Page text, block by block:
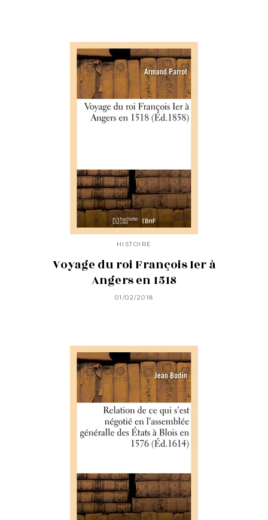
HISTOIRE
Voyage du roi François Ier à
Angers en 1518
01/02/2018